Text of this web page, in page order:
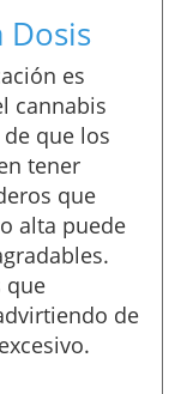
Dosis
es
cannabis
que los
tener
que
alta puede
que
de